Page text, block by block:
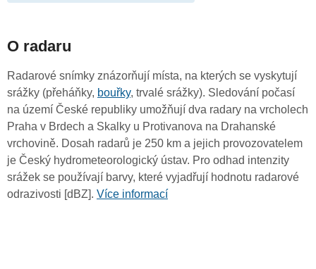
O radaru
Radarové snímky znázorňují místa, na kterých se vyskytují
srážky (přeháňky, bouřky, trvalé srážky). Sledování počasí
na území České republiky umožňují dva radary na vrcholech
Praha v Brdech a Skalky u Protivanova na Drahanské
vrchovině. Dosah radarů je 250 km a jejich provozovatelem
je Český hydrometeorologický ústav. Pro odhad intenzity
srážek se používají barvy, které vyjadřují hodnotu radarové
odrazivosti [dBZ]. Více informací